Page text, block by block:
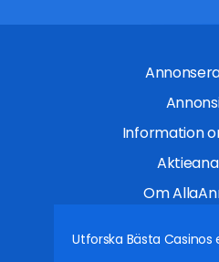
Information
Om
Utforska Bästa